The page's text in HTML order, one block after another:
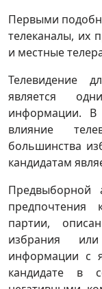
Первыми
телеканалы, их
и местные
Телевидение
является
информации. В
влияние
большинства
кандидатам
Предвыборной
предпочтения
партии,
избрания или
информации с
кандидате в